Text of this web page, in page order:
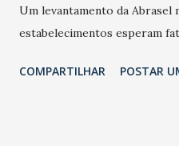
Um levantamento da Abrasel
estabelecimentos esperam
relação ao último trimestre
COMPARTILHAR POSTAR